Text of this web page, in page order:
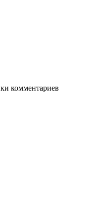
комментариев